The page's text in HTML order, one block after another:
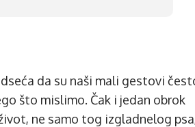
da su naši mali gestovi
što mislimo. Čak i jedan obrok
ne samo tog izgladnelog